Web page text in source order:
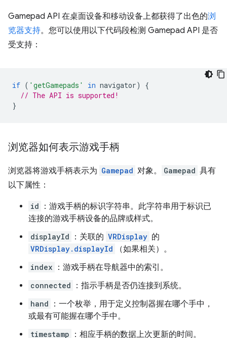
Gamepad API 在桌面设备和移动设备上都获得了出色的浏
览器支持。您可以使用以下代码段检测 Gamepad API 是否
受支持：
if ( 'getGamepads' in navigator)
{
// The API is supported!
}
浏览器如何表示游戏手柄
浏览器将游戏手柄表示为 Gamepad 对象。 Gamepad 具有
以下属性：
id
：游戏手柄的标识字符串。此字符串用于标识已
连接的游戏手柄设备的品牌或样式。
displayId ：关联的 VRDisplay 的
VRDisplay.displayId （如果相关）。
index ：游戏手柄在导航器中的索引。
connected ：指示手柄是否仍连接到系统。
hand
：一个枚举，用于定义控制器握在哪个手中，
或最有可能握在哪个手中。
timestamp ：相应手柄的数据上次更新的时间。